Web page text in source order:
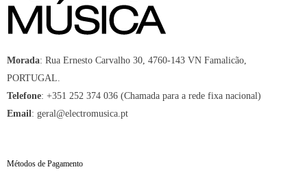
Morada: Rua Ernesto Carvalho 30, 4760-143 VN Famalicão,
PORTUGAL.
Telefone: +351 252 374 036 (Chamada para a rede fixa nacional)
Email: geral@electromusica.pt
Métodos de Pagamento